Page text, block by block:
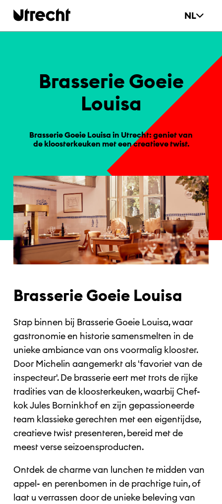
NL
Bras­se­rie Go­eie
Loui­sa
Brasserie Goeie Louisa in Utrecht: geniet van
de kloosterkeuken met een creatieve twist.
Brasserie Goeie Louisa
Stap binnen bij Brasserie Goeie Louisa, waar
gastronomie en historie samensmelten in de
unieke ambiance van ons voormalig klooster.
Door Michelin aangemerkt als 'favoriet van de
inspecteur'. De brasserie eert met trots de rijke
tradities van de kloosterkeuken, waarbij Chef-
kok Jules Borninkhof en zijn gepassioneerde
team klassieke gerechten met een eigentijdse,
creatieve twist presenteren, bereid met de
meest verse seizoensproducten.
Ontdek de charme van lunchen te midden van
appel- en perenbomen in de prachtige tuin, of
laat u verrassen door de unieke beleving van